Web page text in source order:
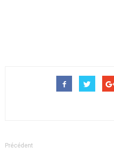
Précédent